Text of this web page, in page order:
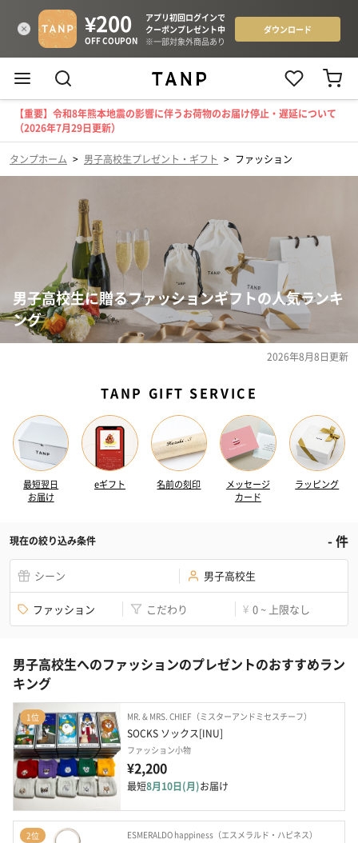
【重要】令和8年熊本地震の影響に伴うお荷物のお届け停止・遅延について
（2026年7月29日更新）
タンプホーム > 男子高校生プレゼント・ギフト > ファッション
男子高校生に贈るファッションギフトの人気ランキ
ング
2026年8月8日更新
TANP GIFT SERVICE
最短翌日
お届け
eギフト 名前の刻印
メッセージ
カード
ラッピング
現在の絞り込み条件 -件
シーン 男子高校生
ファッション こだわり ¥ 0 ~ 上限なし
男子高校生へのファッションのプレゼントのおすすめラン
キング
1位 MR. & MRS. CHIEF（ミスターアンドミセスチーフ）
SOCKS ソックス[INU]
ファッション小物
¥2,200
最短8月10日(月)お届け
2位 ESMERALDO happiness（エスメラルド・ハピネス）